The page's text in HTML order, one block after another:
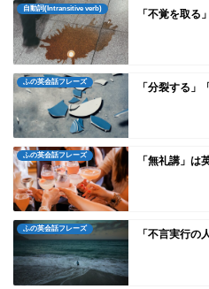
自動詞(Intransitive verb) 「不覚を取る
ふの英会話フレーズ 「分裂する」
ふの英会話フレーズ 「無礼講」は
ふの英会話フレーズ 「不言実行の